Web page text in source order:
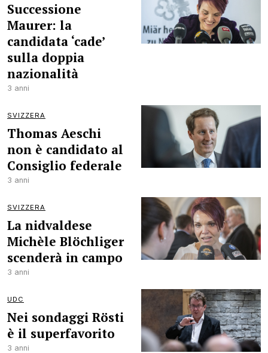
Successione
Maurer: la
candidata ‘cade’
sulla doppia
nazionalità
3 anni
SVIZZERA
Thomas Aeschi
non è candidato al
Consiglio federale
3 anni
SVIZZERA
La nidvaldese
Michèle Blöchliger
scenderà in campo
3 anni
UDC
Nei sondaggi Rösti
è il superfavorito
3 anni